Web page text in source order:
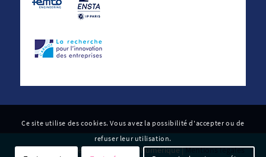
© 2022 Carnot Télécom & Société Numérique |Mentions légales
Ce site utilise des cookies. Vous avez la possibilité d'accepter ou de
refuser leur utilisation.